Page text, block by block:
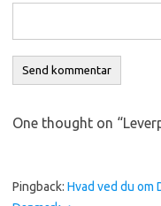
One thought on “
Pingback: Hvad ved du om